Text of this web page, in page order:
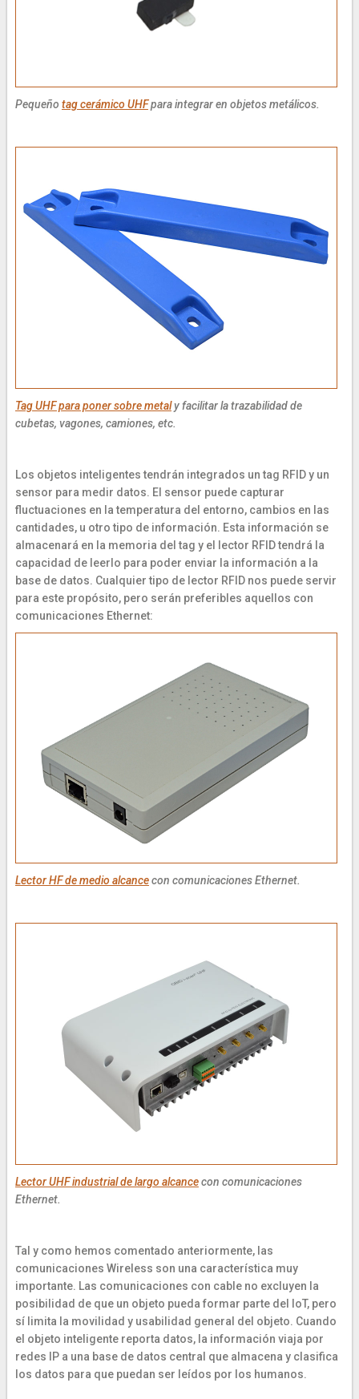
Pequeño tag cerámico UHFpara integrar en objetos metálicos.
Tag UHF para poner sobre metaly facilitar la trazabilidad de
cubetas, vagones, camiones, etc.
Los objetos inteligentes tendrán integrados un tag RFID y un
sensor para medir datos. El sensor puede capturar
fluctuaciones en la temperatura del entorno, cambios en las
cantidades, u otro tipo de información. Esta información se
almacenará en la memoria del tag y el lector RFID tendrá la
capacidad de leerlo para poder enviar la información a la
base de datos. Cualquier tipo de lector RFID nos puede servir
para este propósito, pero serán preferibles aquellos con
comunicaciones Ethernet:
Lector HF de medio alcancecon comunicaciones Ethernet.
Lector UHF industrial de largo alcancecon comunicaciones
Ethernet.
Tal y como hemos comentado anteriormente, las
comunicaciones Wireless son una característica muy
importante. Las comunicaciones con cable no excluyen la
posibilidad de que un objeto pueda formar parte del IoT, pero
sí limita la movilidad y usabilidad general del objeto. Cuando
el objeto inteligente reporta datos, la información viaja por
redes IP a una base de datos central que almacena y clasifica
los datos para que puedan ser leídos por los humanos.